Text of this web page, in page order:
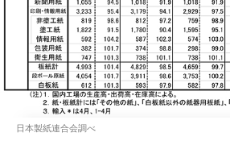
日本製紙連合会調べ